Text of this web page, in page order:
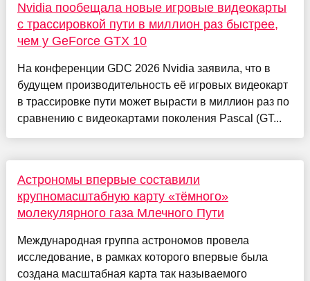
Nvidia пообещала новые игровые видеокарты
с трассировкой пути в миллион раз быстрее,
чем у GeForce GTX 10
На конференции GDC 2026 Nvidia заявила, что в
будущем производительность её игровых видеокарт
в трассировке пути может вырасти в миллион раз по
сравнению с видеокартами поколения Pascal (GT...
Астрономы впервые составили
крупномасштабную карту «тёмного»
молекулярного газа Млечного Пути
Международная группа астрономов провела
исследование, в рамках которого впервые была
создана масштабная карта так называемого